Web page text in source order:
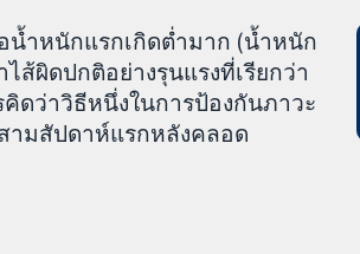
ำหนักแรกเกิดต่ำมาก (น้ำหนัก
ส้ผิดปกติอย่างรุนแรงที่เรียกว่า
คิดว่าวิธีหนึ่งในการป้องกันภาวะ
ามสัปดาห์แรกหลังคลอด